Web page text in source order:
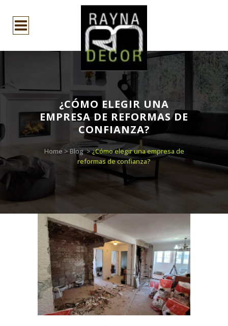
¿CÓMO ELEGIR UNA
EMPRESA DE REFORMAS DE
CONFIANZA?
Home>Blog>¿Cómo elegir una empresa de
reformas de confianza?